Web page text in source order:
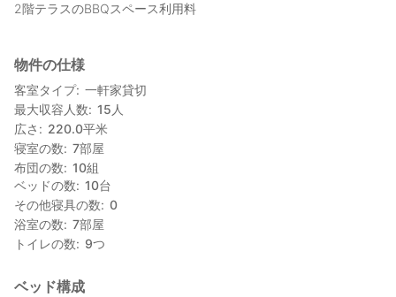
2階テラスのBBQスペース利用料
物件の仕様
客室タイプ 一軒家貸切
最大収容人数
15 人
広さ
220.0平米
寝室の数
7部屋
布団の数
10組
ベッドの数
10台
その他寝具の数
0
浴室の数
7部屋
トイレの数
9つ
ベッド構成